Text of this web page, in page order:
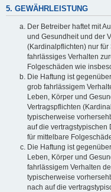
5. GEWÄHRLEISTUNG
Der Betreiber haftet mit
und Gesundheit und der
(Kardinalpflichten) nur
fahrlässiges Verhalten
Folgeschäden wie
Die Haftung ist
grob fahrlässigem
Leben, Körper und
Vertragspflichten
typischerweise
auf die vertragstypischen
für mittelbare
Die Haftung ist
Leben, Körper und
fahrlässigem Verhalten
typischerweise
nach auf die